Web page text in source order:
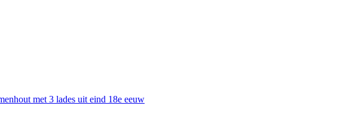
met 3 lades uit eind 18e eeuw